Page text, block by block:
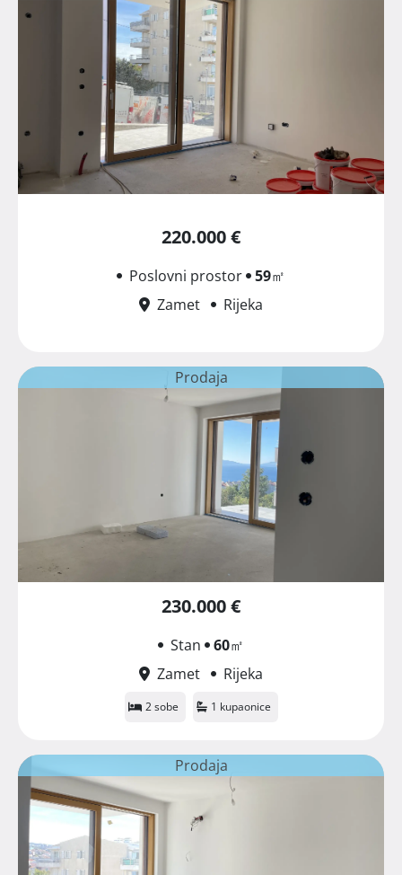
220.000 €
Poslovni prostor 59㎡
Zamet
Rijeka
Prodaja
230.000 €
Stan 60㎡
Zamet
Rijeka
2 sobe 1 kupaonice
Prodaja